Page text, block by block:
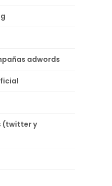
adwords
(twitter y